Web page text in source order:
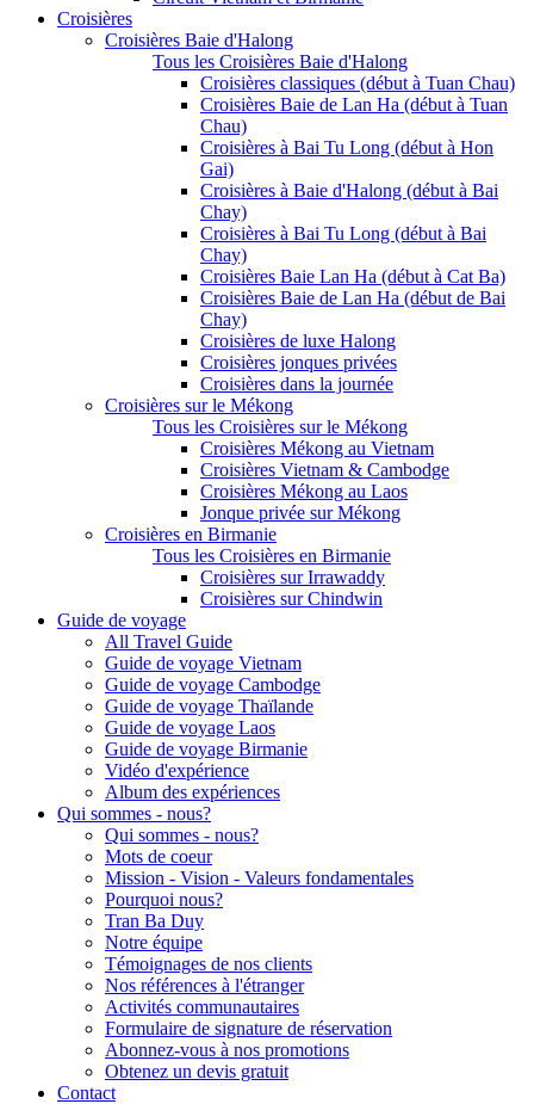
Croisières
Croisières Baie d'Halong
Tous les Croisières Baie d'Halong
Croisières classiques (début à Tuan Chau)
Croisières Baie de Lan Ha (début à Tuan
Chau)
Croisières à Bai Tu Long (début à Hon
Gai)
Croisières à Baie d'Halong (début à Bai
Chay)
Croisières à Bai Tu Long (début à Bai
Chay)
Croisières Baie Lan Ha (début à Cat Ba)
Croisières Baie de Lan Ha (début de Bai
Chay)
Croisières de luxe Halong
Croisières jonques privées
Croisières dans la journée
Croisières sur le Mékong
Tous les Croisières sur le Mékong
Croisières Mékong au Vietnam
Croisières Vietnam & Cambodge
Croisières Mékong au Laos
Jonque privée sur Mékong
Croisières en Birmanie
Tous les Croisières en Birmanie
Croisières sur Irrawaddy
Croisières sur Chindwin
Guide de voyage
All Travel Guide
Guide de voyage Vietnam
Guide de voyage Cambodge
Guide de voyage Thaïlande
Guide de voyage Laos
Guide de voyage Birmanie
Vidéo d'expérience
Album des expériences
Qui sommes - nous?
Qui sommes - nous?
Mots de coeur
Mission - Vision - Valeurs fondamentales
Pourquoi nous?
Tran Ba Duy
Notre équipe
Témoignages de nos clients
Nos références à l'étranger
Activités communautaires
Formulaire de signature de réservation
Abonnez-vous à nos promotions
Obtenez un devis gratuit
Contact